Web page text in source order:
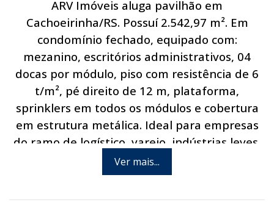
ARV Imóveis aluga pavilhão em
Cachoeirinha/RS. Possuí 2.542,97 m². Em
condomínio fechado, equipado com:
mezanino, escritórios administrativos, 04
docas por módulo, piso com resistência de 6
t/m², pé direito de 12 m, plataforma,
sprinklers em todos os módulos e cobertura
em estrutura metálica. Ideal para empresas
do ramo de logístico, varejo, indústrias leves,
entre outros. Infraestrutura do condomínio:
portaria blindada com controle de acesso;
Ver mais...